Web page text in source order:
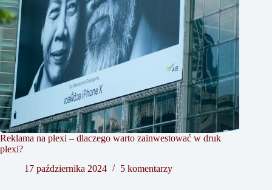
Reklama na plexi – dlaczego warto zainwestować w druk
plexi?
17 października 2024
5 komentarzy